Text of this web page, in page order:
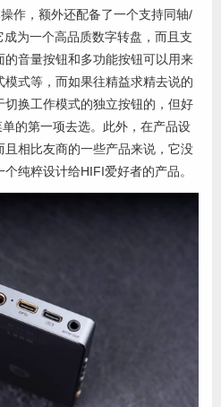
作，额外还配备了一个支持同轴/
为一个高品质数字转盘，而且支
音量按钮和多功能按钮可以用来
式等，而如果往精益求精去说的
换工作模式的独立按钮的，但好
的第一项去选。此外，在产品设
相比友商的一些产品来说，它没
纯粹设计给HIFI爱好者的产品。